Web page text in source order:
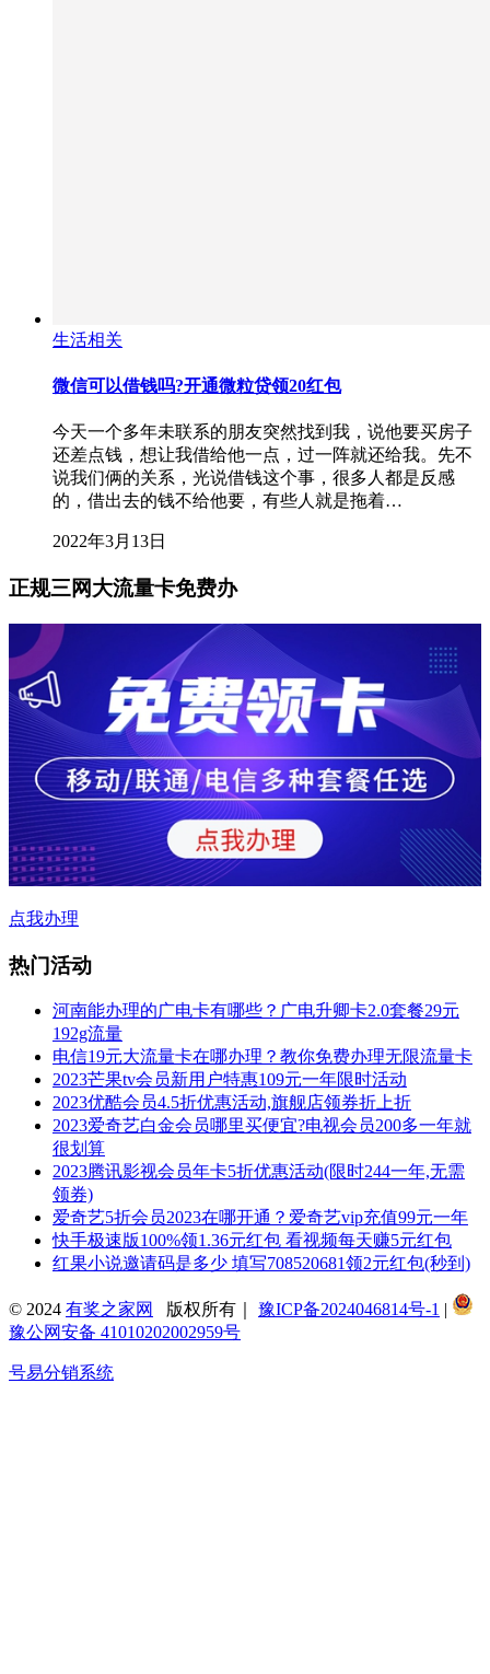
生活相关
微信可以借钱吗?开通微粒贷领20红包
今天一个多年未联系的朋友突然找到我，说他要买房子
还差点钱，想让我借给他一点，过一阵就还给我。先不
说我们俩的关系，光说借钱这个事，很多人都是反感
的，借出去的钱不给他要，有些人就是拖着…
2022年3月13日
正规三网大流量卡免费办
点我办理
热门活动
河南能办理的广电卡有哪些？广电升卿卡2.0套餐29元
192g流量
电信19元大流量卡在哪办理？教你免费办理无限流量卡
2023芒果tv会员新用户特惠109元一年限时活动
2023优酷会员4.5折优惠活动,旗舰店领券折上折
2023爱奇艺白金会员哪里买便宜?电视会员200多一年就
很划算
2023腾讯影视会员年卡5折优惠活动(限时244一年,无需
领券)
爱奇艺5折会员2023在哪开通？爱奇艺vip充值99元一年
快手极速版100%领1.36元红包 看视频每天赚5元红包
红果小说邀请码是多少 填写708520681领2元红包(秒到)
© 2024 有奖之家网 版权所有｜ 豫ICP备2024046814号-1 |
豫公网安备 41010202002959号
号易分销系统